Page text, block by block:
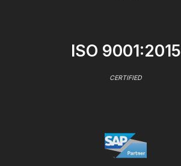
ISO 9001:2015
CERTIFIED